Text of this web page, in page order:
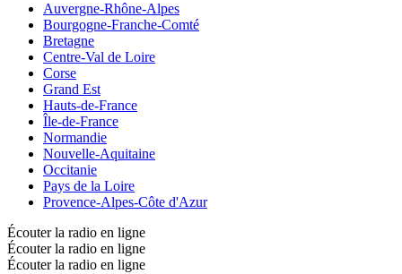
Auvergne-Rhône-Alpes
Bourgogne-Franche-Comté
Bretagne
Centre-Val de Loire
Corse
Grand Est
Hauts-de-France
Île-de-France
Normandie
Nouvelle-Aquitaine
Occitanie
Pays de la Loire
Provence-Alpes-Côte d'Azur
Écouter la radio en ligne
Écouter la radio en ligne
Écouter la radio en ligne